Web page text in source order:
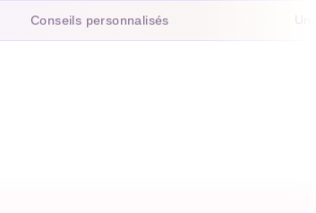
Conseils personnalisés Une